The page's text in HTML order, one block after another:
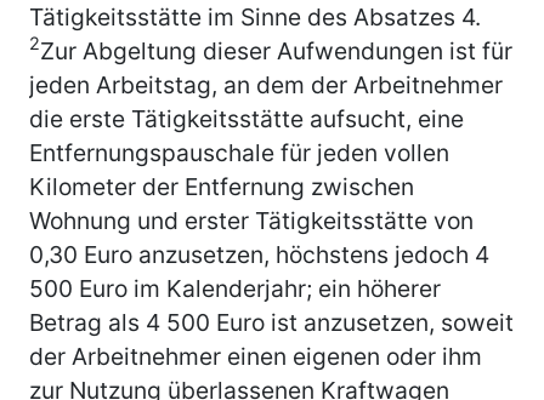
Tätigkeitsstätte im Sinne des Absatzes 4.
2Zur Abgeltung dieser Aufwendungen ist für
jeden Arbeitstag, an dem der Arbeitnehmer
die erste Tätigkeitsstätte aufsucht, eine
Entfernungspauschale für jeden vollen
Kilometer der Entfernung zwischen
Wohnung und erster Tätigkeitsstätte von
0,30 Euro anzusetzen, höchstens jedoch 4
500 Euro im Kalenderjahr; ein höherer
Betrag als 4 500 Euro ist anzusetzen, soweit
der Arbeitnehmer einen eigenen oder ihm
zur Nutzung überlassenen Kraftwagen